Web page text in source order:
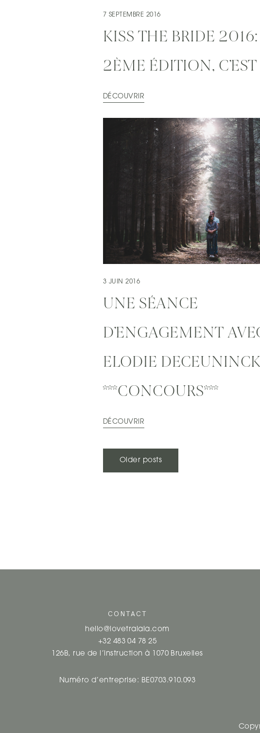
7 SEPTEMBRE 2016
KISS THE BRIDE 2016:
2ÈME ÉDITION, C’EST
DÉCOUVRIR
3 JUIN 2016
UNE SÉANCE
D’ENGAGEMENT
ELODIE DECEUNINCK
***CONCOURS***
DÉCOUVRIR
NAVIGATION
Older posts
CONTACT
hello@lovetralala.com
+32 483 04 78 25
126B, rue de l’instruction à 1070 Bruxelles
Numéro d’entreprise: BE0703.910.093